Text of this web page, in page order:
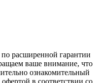
расширенной гарантии
ваше внимание, что
ознакомительный
в соответствии со